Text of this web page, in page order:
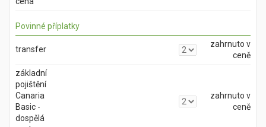
Povinné příplatky
transfer
zahrnuto v
ceně
základní
pojištění
Canaria
Basic -
dospělá
zahrnuto v
ceně